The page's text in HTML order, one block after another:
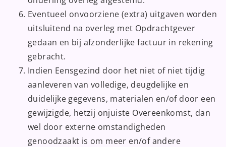
Eventueel onvoorziene (extra) uitgaven worden
uitsluitend na overleg met Opdrachtgever
gedaan en bij afzonderlijke factuur in rekening
gebracht.
Indien Eensgezind door het niet of niet tijdig
aanleveren van volledige, deugdelijke en
duidelijke gegevens, materialen en/of door een
gewijzigde, hetzij onjuiste Overeenkomst, dan
wel door externe omstandigheden
genoodzaakt is om meer en/of andere